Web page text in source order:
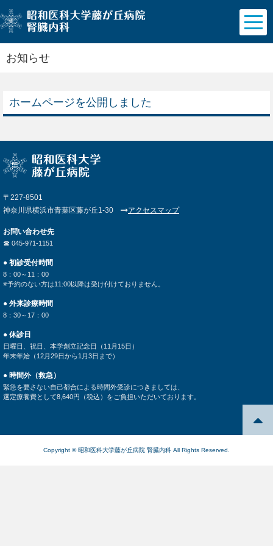
お知らせ
ホームページを公開しました
〒227-8501
神奈川県横浜市青葉区藤が丘1-30
アクセスマップ
お問い合わせ先
☎︎ 045-971-1151
● 初診受付時間
8：00～11：00
※予約のない方は11:00以降は受け付けておりません。
● 外来診療時間
8：30～17：00
● 休診日
日曜日、祝日、本学創立記念日（11月15日）
年末年始（12月29日から1月3日まで）
● 時間外（救急）
緊急を要さない自己都合による時間外受診につきましては、
選定療養費として8,640円（税込）をご負担いただいております。
Copyright © 昭和医科大学藤が丘病院 腎臓内科 All Rights Reserved.